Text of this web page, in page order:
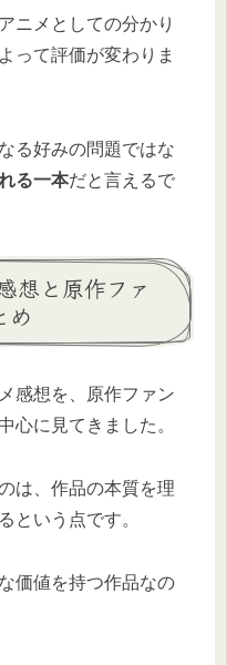
ニメとしての分かり
って評価が変わりま
る好みの問題ではな
る一本だと言えるで
想と原作ファ
め
感想を、原作ファン
心に見てきました。
は、作品の本質を理
という点です。
価値を持つ作品なの